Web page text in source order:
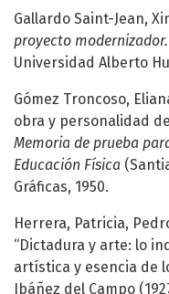
Gallardo Saint-Jean,
proyecto
Universidad Alberto
Gómez Troncoso,
obra y personalidad
Memoria de prueba
Educación Física
Gráficas, 1950.
Herrera, Patricia,
“Dictadura y arte: lo
artística y esencia de
Ibáñez del Campo